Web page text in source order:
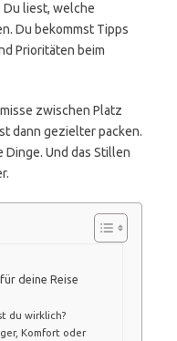
Du liest, welche
Du bekommst Tipps
Prioritäten beim
zwischen Platz
dann gezielter packen.
Dinge. Und das Stillen
deine Reise
du wirklich?
Komfort oder